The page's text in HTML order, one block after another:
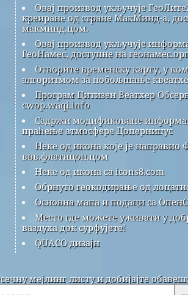
Овај производ укључује
креиране од стране МакМинд-а,
макминд.цом.
Овај производ укључује
ГеоНамес, доступне на
Отворите временску карту, у
алгоритмом за побољшање
Програм Цитизен Веатхер
cwop.waqi.info
Садржи модификоване
праћење атмосфере Цоперницус
Неке од икона које је направио
ввв.флатицон.цом
Неке од икона са icons8.com
Обрнуто геокодирање од
Основна мапа и подаци са
Место где можете уживати у
ваздуха док сурфујете!
QUACO дизајн
мејлинг листу и добијајте